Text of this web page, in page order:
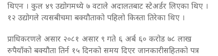
थिएन । कुल ४९ उद्योगमध्ये ७ वटाले अदालतबाट स्टेअर्डर लिएका थिए ।
१२ उद्योगले त्यसबीचमा बक्यौताको पहिलो किस्ता तिरेका थिए ।
प्राधिकरणले असार २०८१ असार ९ गते ६ अर्ब ६० करोड ७८ लाख
रुपैयाँको बक्यौता तिर्न १५ दिनको समय दिएर जानकारीसहितको पत्र